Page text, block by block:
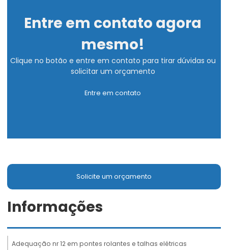
Entre em contato agora
mesmo!
Clique no botão e entre em contato para tirar dúvidas ou
solicitar um orçamento
Entre em contato
Solicite um orçamento
Informações
Adequação nr 12 em pontes rolantes e talhas elétricas